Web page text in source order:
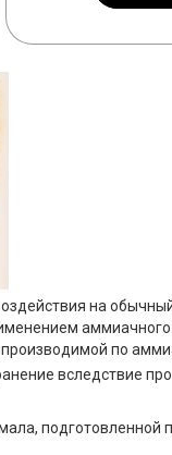
на
по
вследствие
подготовленной